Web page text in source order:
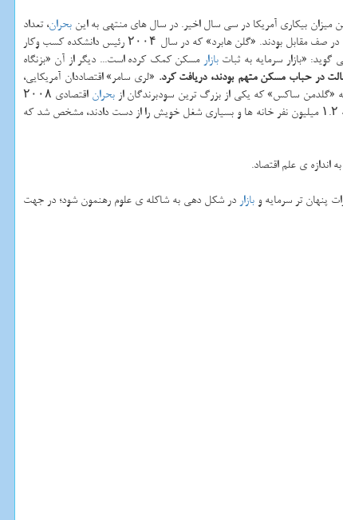
بحران، تعداد
مسكن و وام های بی پشتوانه ی مؤسسه های مالی اخطار می دادند اما خیل دیگری از آنان كه مسئولیت های دانشگاهی مهمی هم داشتند، در صف مقابل بودند. «گلن هابرد» كه در سال ۲۰۰۴ رئیس دانشكده كسب وكار
«بازار سرمایه به ثباتبازار مسكن كمك كرده است... دیگر از آن «بزنگاه
در حباب مسكن متهم بودند، دریافت كرد. «لری سامر» اقتصاددان آمریكایی،
«گلدمن ساكس» كه یكی از بزرگ ترین سودبرندگان ازبحران
اقتصادی ۲۰۰۸
اقتصادی، دیگر نیازی به هیچ اقتصاددانی برای رد این سخنان نبود. هنگامی كه نزدیك به ۱.۲ میلیون نفر خانه ها و بسیاری شغل خویش را از دست دادند، مشخص شد كه
ی علم اقتصاد.
پنهان تر سرمایه و بازار در شكل دهی به شاكله ی علوم رهنمون شود؛ در جهت